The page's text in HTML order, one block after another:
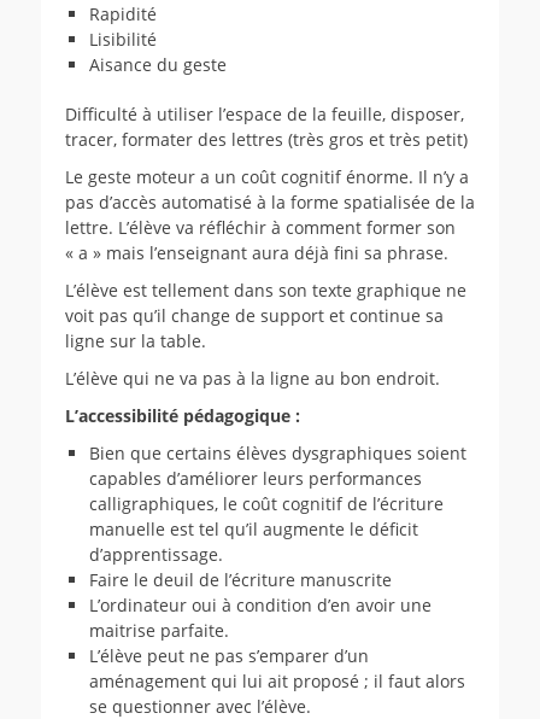
Rapidité
Lisibilité
Aisance du geste
Difficulté à utiliser l’espace de la feuille, disposer,
tracer, formater des lettres (très gros et très petit)
Le geste moteur a un coût cognitif énorme. Il n’y a
pas d’accès automatisé à la forme spatialisée de la
lettre. L’élève va réfléchir à comment former son
« a » mais l’enseignant aura déjà fini sa phrase.
L’élève est tellement dans son texte graphique ne
voit pas qu’il change de support et continue sa
ligne sur la table.
L’élève qui ne va pas à la ligne au bon endroit.
L’accessibilité pédagogique :
Bien que certains élèves dysgraphiques soient
capables d’améliorer leurs performances
calligraphiques, le coût cognitif de l’écriture
manuelle est tel qu’il augmente le déficit
d’apprentissage.
Faire le deuil de l’écriture manuscrite
L’ordinateur oui à condition d’en avoir une
maitrise parfaite.
L’élève peut ne pas s’emparer d’un
aménagement qui lui ait proposé ; il faut alors
se questionner avec l’élève.